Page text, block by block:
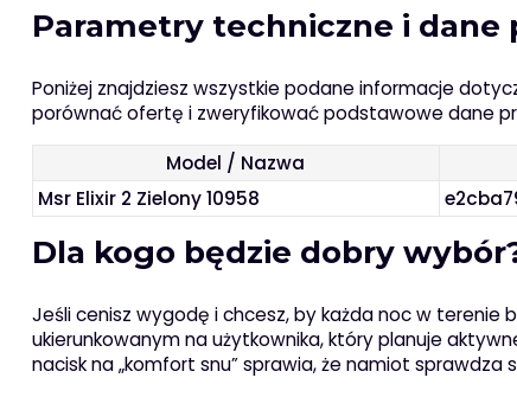
Parametry techniczne i dane
Poniżej znajdziesz wszystkie podane informacje
porównać ofertę i zweryfikować podstawowe dane
Model / Nazwa
Msr Elixir 2 Zielony 10958
Dla kogo będzie dobry
Jeśli cenisz wygodę i chcesz, by każda noc w terenie
ukierunkowanym na użytkownika, który planuje
nacisk na „komfort snu” sprawia, że namiot sprawdza